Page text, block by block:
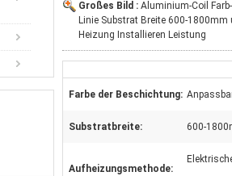
Großes Bild : Aluminium-Coil
Linie Substrat Breite 600-1800mm
Heizung Installieren Leistung
Farbe der Beschichtung:
Substratbreite: 600-
Aufheizungsmethode: